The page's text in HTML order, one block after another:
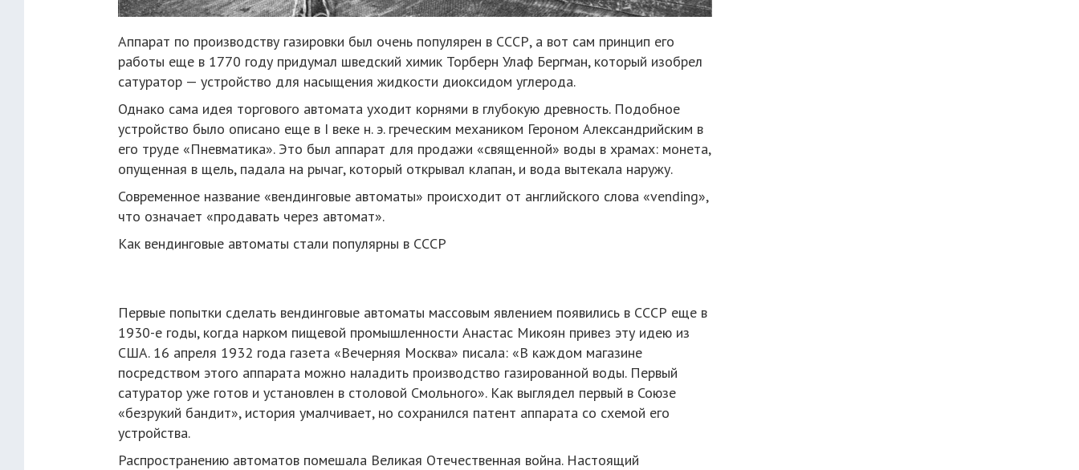
Аппарат по производству газировки был очень популярен в СССР, а вот сам принцип его
работы еще в 1770 году придумал шведский химик Торберн Улаф Бергман, который изобрел
сатуратор — устройство для насыщения жидкости диоксидом углерода.
Однако сама идея торгового автомата уходит корнями в глубокую древность. Подобное
устройство было описано еще в I веке н. э. греческим механиком Героном Александрийским в
его труде «Пневматика». Это был аппарат для продажи «священной» воды в храмах: монета,
опущенная в щель, падала на рычаг, который открывал клапан, и вода вытекала наружу.
Современное название «вендинговые автоматы» происходит от английского слова «vending»,
что означает «продавать через автомат».
Как вендинговые автоматы стали популярны в СССР
Первые попытки сделать вендинговые автоматы массовым явлением появились в СССР еще в
1930-е годы, когда нарком пищевой промышленности Анастас Микоян привез эту идею из
США. 16 апреля 1932 года газета «Вечерняя Москва» писала: «В каждом магазине
посредством этого аппарата можно наладить производство газированной воды. Первый
сатуратор уже готов и установлен в столовой Смольного». Как выглядел первый в Союзе
«безрукий бандит», история умалчивает, но сохранился патент аппарата со схемой его
устройства.
Распространению автоматов помешала Великая Отечественная война. Настоящий